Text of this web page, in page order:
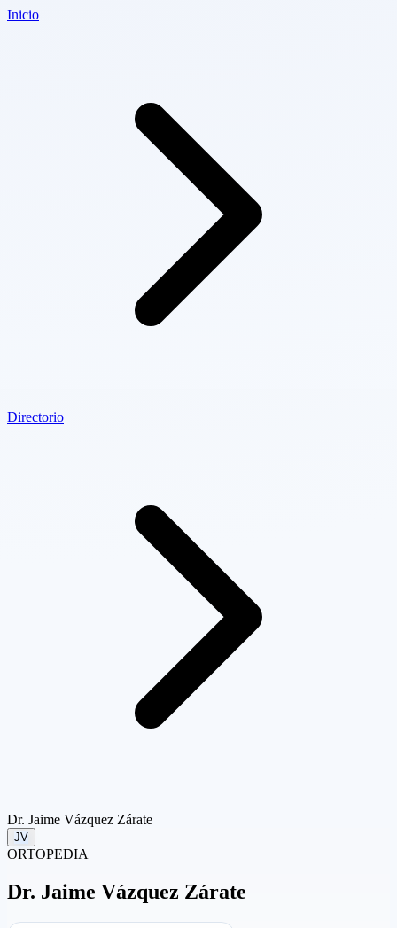
Inicio
Directorio
Dr. Jaime Vázquez Zárate
JV
ORTOPEDIA
Dr. Jaime Vázquez Zárate